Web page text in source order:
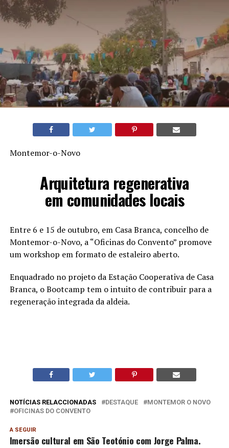
Montemor-o-Novo
Arquitetura regenerativa
em comunidades locais
Entre 6 e 15 de outubro, em Casa Branca, concelho de
Montemor-o-Novo, a “Oficinas do Convento” promove
um workshop em formato de estaleiro aberto.
Enquadrado no projeto da Estação Cooperativa de Casa
Branca, o Bootcamp tem o intuito de contribuir para a
regeneração integrada da aldeia.
NOTÍCIAS RELACCIONADAS DESTAQUE
MONTEMOR O NOVO
OFICINAS DO CONVENTO
A SEGUIR
Imersão cultural em São Teotónio com Jorge Palma.